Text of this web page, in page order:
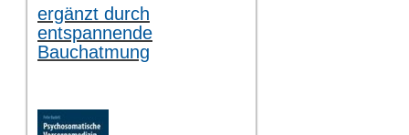
ergänzt durch
entspannende
Bauchatmung